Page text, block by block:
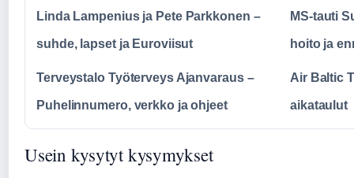
Linda Lampenius ja Pete Parkkonen –
suhde, lapset ja Euroviisut
MS-tauti
hoito ja
Terveystalo Työterveys Ajanvaraus –
Puhelinnumero, verkko ja ohjeet
Air Baltic
aikataulut
Usein kysytyt kysymykset